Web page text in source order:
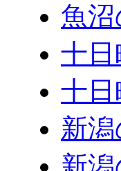
魚
十
十
新